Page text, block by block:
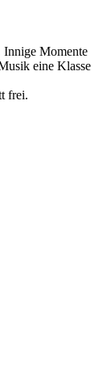
Innige Momente
eine Klasse
frei.